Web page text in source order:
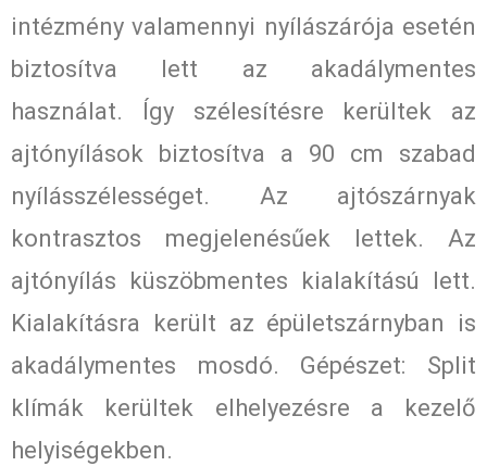
intézmény valamennyi nyílászárója esetén
biztosítva lett az akadálymentes
használat. Így szélesítésre kerültek az
ajtónyílások biztosítva a 90 cm szabad
nyílásszélességet. Az ajtószárnyak
kontrasztos megjelenésűek lettek. Az
ajtónyílás küszöbmentes kialakítású lett.
Kialakításra került az épületszárnyban is
akadálymentes mosdó. Gépészet: Split
klímák kerültek elhelyezésre a kezelő
helyiségekben.